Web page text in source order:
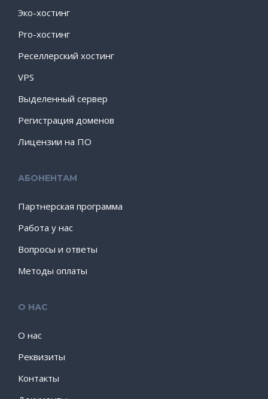
Эко-хостинг
Pro-хостинг
Реселлерский хостинг
VPS
Выделенный сервер
Регистрация доменов
Лицензии на ПО
АБОНЕНТАМ
Партнерская программа
Работа у нас
Вопросы и ответы
Методы оплаты
О НАС
О нас
Реквизиты
Контакты